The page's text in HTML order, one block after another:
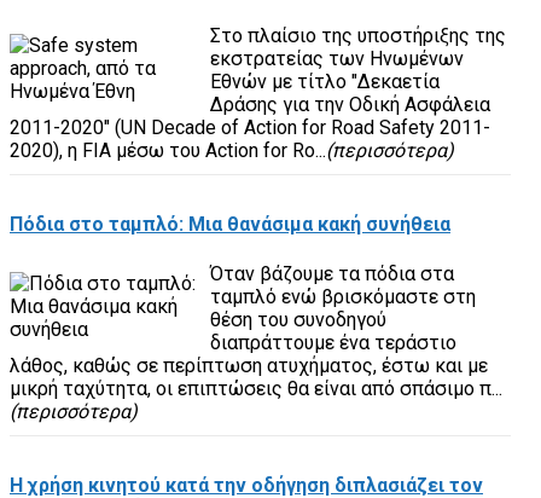
Στο πλαίσιο της υποστήριξης της
εκστρατείας των Ηνωμένων
Εθνών με τίτλο "Δεκαετία
Δράσης για την Οδική Ασφάλεια
2011-2020" (UN Decade of Action for Road Safety 2011-
2020), η FIA μέσω του Action for Ro...(περισσότερα)
Πόδια στο ταμπλό: Μια θανάσιμα κακή συνήθεια
Όταν βάζουμε τα πόδια στα
ταμπλό ενώ βρισκόμαστε στη
θέση του συνοδηγού
διαπράττουμε ένα τεράστιο
λάθος, καθώς σε περίπτωση ατυχήματος, έστω και με
μικρή ταχύτητα, οι επιπτώσεις θα είναι από σπάσιμο π...
(περισσότερα)
Η χρήση κινητού κατά την οδήγηση διπλασιάζει τον